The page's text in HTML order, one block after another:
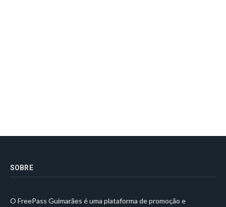
SOBRE
O FreePass Guimarães é uma plataforma de promoção e